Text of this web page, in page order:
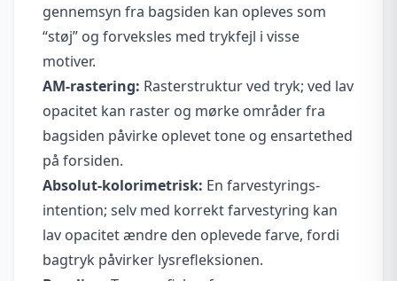
gennemsyn fra bagsiden kan opleves som
“støj” og forveksles med trykfejl i visse
motiver.
AM-rastering: Rasterstruktur ved tryk; ved lav
opacitet kan raster og mørke områder fra
bagsiden påvirke oplevet tone og ensartethed
på forsiden.
Absolut-kolorimetrisk: En farvestyrings-
intention; selv med korrekt farvestyring kan
lav opacitet ændre den oplevede farve, fordi
bagtryk påvirker lysrefleksionen.